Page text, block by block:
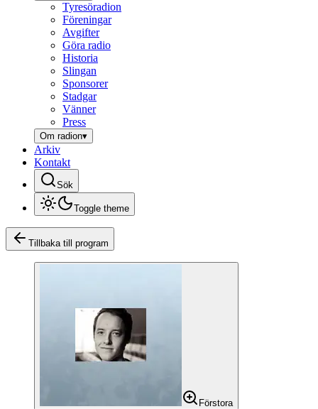
Tyresöradion
Föreningar
Avgifter
Göra radio
Historia
Slingan
Sponsorer
Stadgar
Vänner
Press
Om radion▾
Arkiv
Kontakt
Sök
Toggle theme
Tillbaka till program
Förstora